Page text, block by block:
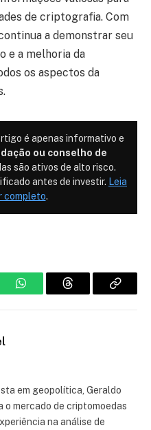
de criptografia. Com
a demonstrar seu
e a melhoria da
os aspectos da
é apenas informativo e
ou conselho de
são ativos de alto risco.
antes de investir. Leia
completo.
WhatsAppThreads Copiar
em geopolítica, Geraldo
o mercado de criptomoedas
na análise de